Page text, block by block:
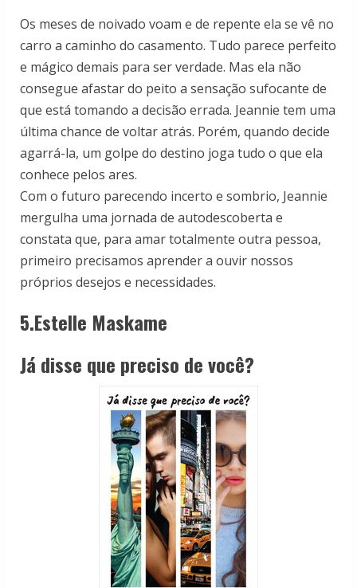
Os meses de noivado voam e de repente ela se vê no
carro a caminho do casamento. Tudo parece perfeito
e mágico demais para ser verdade. Mas ela não
consegue afastar do peito a sensação sufocante de
que está tomando a decisão errada. Jeannie tem uma
última chance de voltar atrás. Porém, quando decide
agarrá-la, um golpe do destino joga tudo o que ela
conhece pelos ares.
Com o futuro parecendo incerto e sombrio, Jeannie
mergulha uma jornada de autodescoberta e
constata que, para amar totalmente outra pessoa,
primeiro precisamos aprender a ouvir nossos
próprios desejos e necessidades.
5.Estelle Maskame
Já disse que preciso de você?